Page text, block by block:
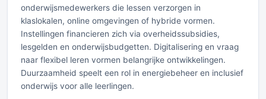
onderwijsmedewerkers die lessen verzorgen in
klaslokalen, online omgevingen of hybride vormen.
Instellingen financieren zich via overheidssubsidies,
lesgelden en onderwijsbudgetten. Digitalisering en vraag
naar flexibel leren vormen belangrijke ontwikkelingen.
Duurzaamheid speelt een rol in energiebeheer en inclusief
onderwijs voor alle leerlingen.